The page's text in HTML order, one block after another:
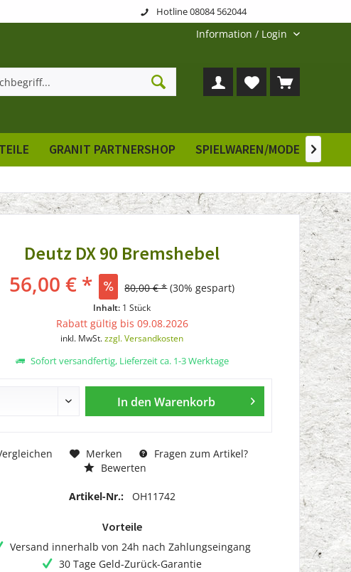
Hotline 08084 562044
Information / Login
GRANIT PARTNERSHOP SPIELWAREN/MODELLE

Deutz DX 90 Bremshebel
56,00 € * 80,00 € * (30% gespart)
Inhalt: 1 Stück
Rabatt gültig bis 09.08.2026
inkl. MwSt.zzgl. Versandkosten
Sofort versandfertig, Lieferzeit ca. 1-3 Werktage
In den Warenkorb
Merken
Fragen zum Artikel?
Bewerten
Artikel-Nr.: OH11742
Vorteile
Versand innerhalb von 24h nach Zahlungseingang
30 Tage Geld-Zurück-Garantie